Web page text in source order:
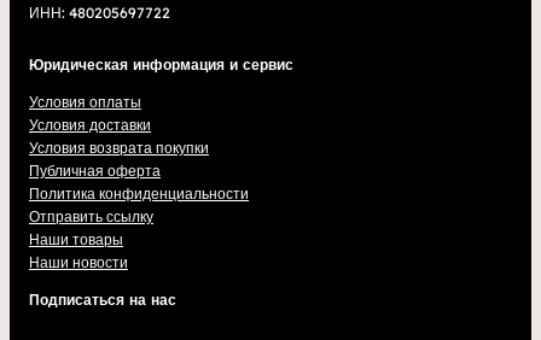
ИНН: 480205697722
Юридическая информация и сервис
Условия оплаты
Условия доставки
Условия возврата покупки
Публичная оферта
Политика конфиденциальности
Отправить ссылку
Наши товары
Наши новости
Подписаться на нас